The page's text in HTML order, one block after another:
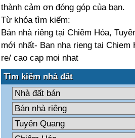
thành cảm ơn đóng góp của bạn.
Từ khóa tìm kiếm:
Bán nhà riêng tại Chiêm Hóa,
mới nhất- Ban nha rieng tai Chiem
re/ cao cap moi nhat
Tìm kiếm nhà đất